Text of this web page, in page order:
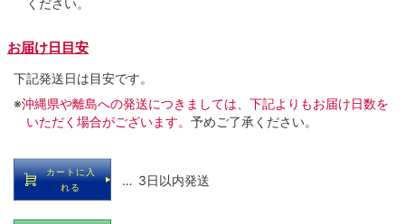
ください。
お届け日目安
下記発送日は目安です。
※沖縄県や離島への発送につきましては、下記よりもお届け日数を
いただく場合がございます。 予めご了承ください。
カートに入
れる
… 3日以内発送